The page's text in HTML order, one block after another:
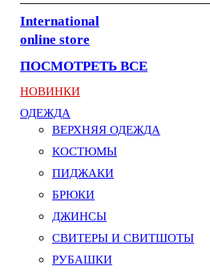
International
online store
ПОСМОТРЕТЬ ВСЕ
НОВИНКИ
ОДЕЖДА
ВЕРХНЯЯ ОДЕЖДА
КОСТЮМЫ
ПИДЖАКИ
БРЮКИ
ДЖИНСЫ
СВИТЕРЫ И СВИТШОТЫ
РУБАШКИ